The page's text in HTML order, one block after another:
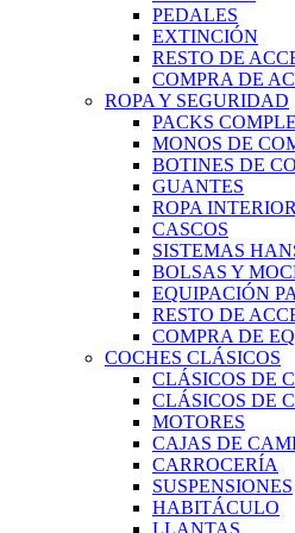
PEDALES
EXTINCIÓN
RESTO DE
COMPRA DE
ROPA Y SEGURIDAD
PACKS
MONOS DE
BOTINES DE
GUANTES
ROPA INTERIOR
CASCOS
SISTEMAS
BOLSAS Y
EQUIPACIÓN
RESTO DE
COMPRA DE
COCHES CLÁSICOS
CLÁSICOS DE
CLÁSICOS DE
MOTORES
CAJAS DE
CARROCERÍA
SUSPENSIONES
HABITÁCULO
LLANTAS